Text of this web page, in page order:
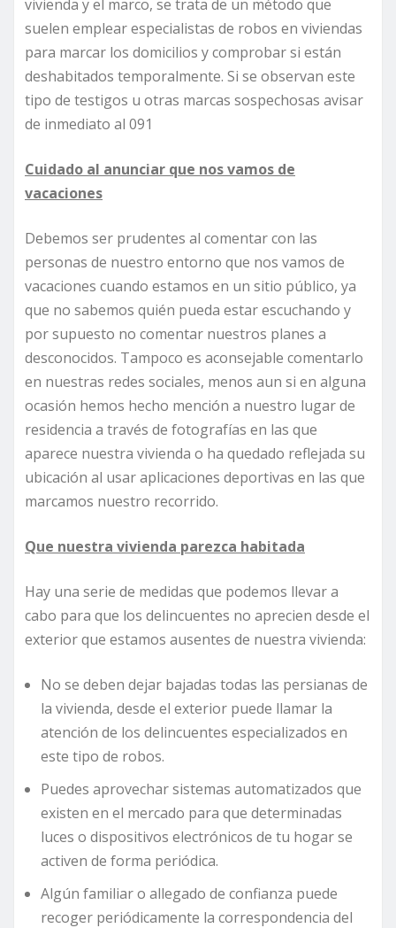
vivienda y el marco, se trata de un método que
suelen emplear especialistas de robos en viviendas
para marcar los domicilios y comprobar si están
deshabitados temporalmente. Si se observan este
tipo de testigos u otras marcas sospechosas avisar
de inmediato al 091
Cuidado al anunciar que nos vamos de
vacaciones
Debemos ser prudentes al comentar con las
personas de nuestro entorno que nos vamos de
vacaciones cuando estamos en un sitio público, ya
que no sabemos quién pueda estar escuchando y
por supuesto no comentar nuestros planes a
desconocidos. Tampoco es aconsejable comentarlo
en nuestras redes sociales, menos aun si en alguna
ocasión hemos hecho mención a nuestro lugar de
residencia a través de fotografías en las que
aparece nuestra vivienda o ha quedado reflejada su
ubicación al usar aplicaciones deportivas en las que
marcamos nuestro recorrido.
Que nuestra vivienda parezca habitada
Hay una serie de medidas que podemos llevar a
cabo para que los delincuentes no aprecien desde el
exterior que estamos ausentes de nuestra vivienda:
No se deben dejar bajadas todas las persianas de
la vivienda, desde el exterior puede llamar la
atención de los delincuentes especializados en
este tipo de robos.
Puedes aprovechar sistemas automatizados que
existen en el mercado para que determinadas
luces o dispositivos electrónicos de tu hogar se
activen de forma periódica.
Algún familiar o allegado de confianza puede
recoger periódicamente la correspondencia del